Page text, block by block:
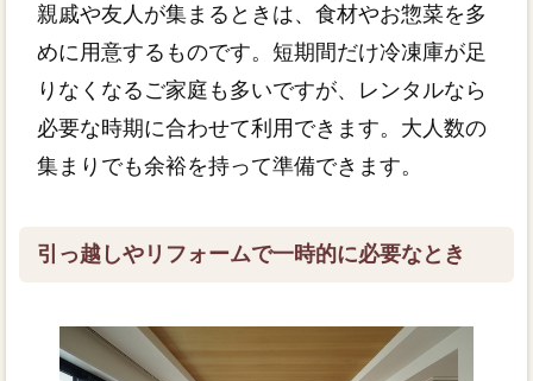
親戚や友人が集まるときは、食材やお惣菜を多
めに用意するものです。短期間だけ冷凍庫が足
りなくなるご家庭も多いですが、レンタルなら
必要な時期に合わせて利用できます。大人数の
集まりでも余裕を持って準備できます。
引っ越しやリフォームで一時的に必要なとき